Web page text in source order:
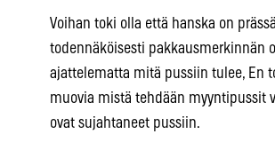
Voihan toki olla että hanska on
todennäköisesti pakkausmerkinnän
ajattelematta mitä pussiin tulee, En
muovia mistä tehdään myyntipussit
ovat sujahtaneet pussiin.